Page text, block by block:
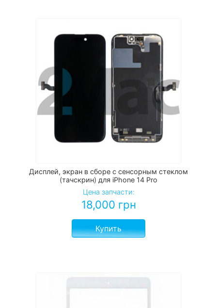
Дисплей, экран в сборе с сенсорным стеклом
(тачскрин) для iPhone 14 Pro
Цена запчасти:
18,000 грн
Купить